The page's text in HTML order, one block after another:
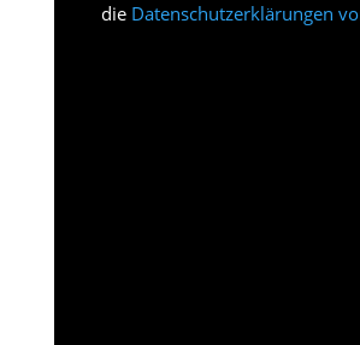
die Datenschutzerklärungen